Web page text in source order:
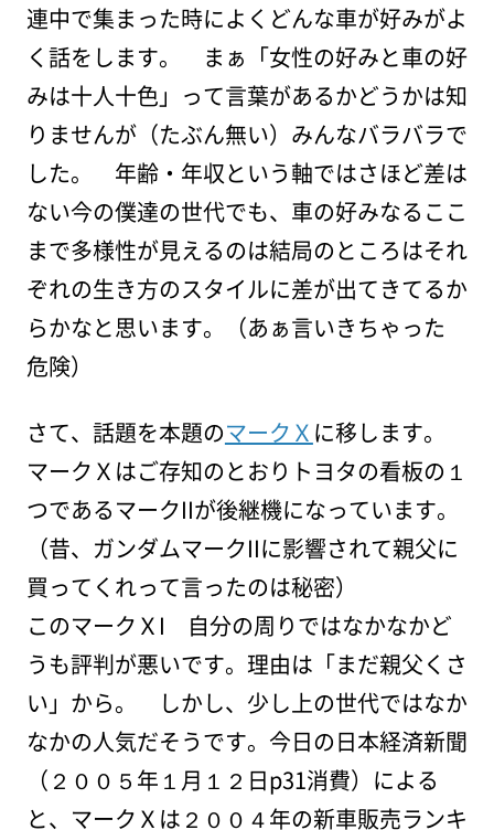
連中で集まった時によくどんな車が好みがよ
く話をします。 まぁ「女性の好みと車の好
みは十人十色」って言葉があるかどうかは知
りませんが（たぶん無い）みんなバラバラで
した。 年齢・年収という軸ではさほど差は
ない今の僕達の世代でも、車の好みなるここ
まで多様性が見えるのは結局のところはそれ
ぞれの生き方のスタイルに差が出てきてるか
らかなと思います。（あぁ言いきちゃった
危険）
さて、話題を本題のマークＸ に移します。
マークＸはご存知のとおりトヨタの看板の１
つであるマークIIが後継機になっています。
（昔、ガンダムマークIIに影響されて親父に
買ってくれって言ったのは秘密）
このマークＸI 自分の周りではなかなかど
うも評判が悪いです。理由は「まだ親父くさ
い」から。 しかし、少し上の世代ではなか
なかの人気だそうです。今日の日本経済新聞
（２００５年１月１２日p31消費）による
と、マークＸは２００４年の新車販売ランキ